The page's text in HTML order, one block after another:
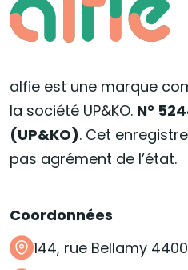
alfie est une marque
la société UP&KO. N°
(UP&KO). Cet
pas agrément de l’état.
Coordonnées
144, rue Bellamy